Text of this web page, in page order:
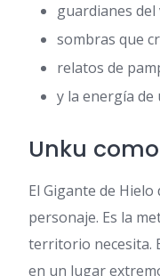
guardianes del
sombras que
relatos de
y la energía
Unku
El Gigante de
personaje. Es la
territorio necesita.
en un lugar